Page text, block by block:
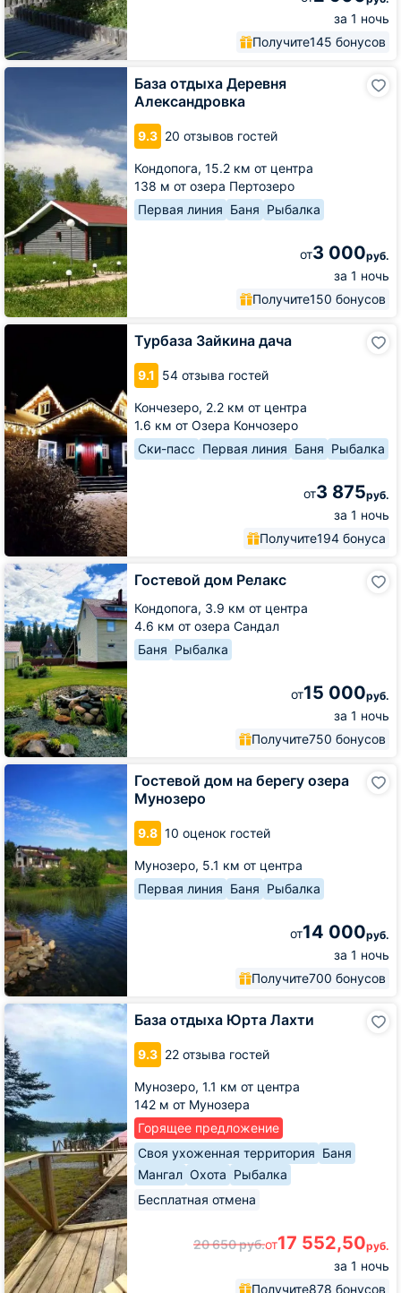
за 1 ночь
Получите145 бонусов
База отдыха Деревня
Александровка
9.3 20 отзывов гостей
Кондопога, 15.2 км от центра
138 м от озера Пертозеро
Первая линия Баня Рыбалка
от3 000руб.
за 1 ночь
Получите150 бонусов
База
Александровка
Турбаза Зайкина дача
9.1 54 отзыва гостей
Кончезеро, 2.2 км от центра
1.6 км от Озера Кончозеро
Ски-пасс Первая линия Баня Рыбалка
от3 875руб.
за 1 ночь
Получите194 бонуса
Турбаза
Гостевой дом Релакс
Кондопога, 3.9 км от центра
4.6 км от озера Сандал
Баня Рыбалка
от15 000руб.
за 1 ночь
Получите750 бонусов
Гостевой
дом
Релакс
Гостевой дом на берегу озера
Мунозеро
9.8 10 оценок гостей
Мунозеро, 5.1 км от центра
Первая линия Баня Рыбалка
от14 000руб.
за 1 ночь
Получите700 бонусов
Гостевой
на
берегу
озера
Мунозеро
База отдыха Юрта Лахти
9.3 22 отзыва гостей
Мунозеро, 1.1 км от центра
142 м от Мунозера
Горящее предложение
Своя ухоженная территория Баня
Мангал Охота Рыбалка
Бесплатная отмена
20 650руб.от17 552,50руб.
за 1 ночь
Получите878 бонусов
База
Юрта
Лахти